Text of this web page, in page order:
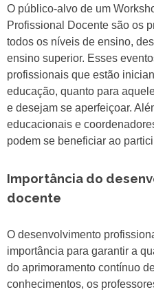
O público-alvo de um
Profissional Docente são os
todos os níveis de ensino,
ensino superior. Esses
profissionais que estão
educação, quanto para
e desejam se aperfeiçoar.
educacionais e
podem se beneficiar ao
Importância do
docente
O desenvolvimento
importância para garantir a
do aprimoramento contínuo
conhecimentos, os